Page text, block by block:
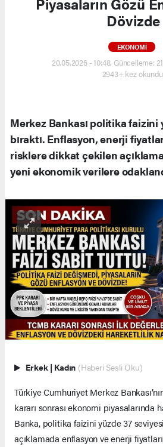
Dövizde
EKONOMI
20.05.2026 - 10:48, Güncelleme:
2943+ kez
Merkez Bankası politika faizini
bıraktı. Enflasyon, enerji
risklere dikkat çekilen
yeni ekonomik verilere
Erkek | Kadın (Haberi Sesli Oku)
Türkiye Cumhuriyet Merkez
kararı sonrası ekonomi piyasalarında
Banka, politika faizini yüzde 37
açıklamada enflasyon ve enerji